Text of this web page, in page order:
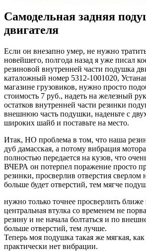
Самодельная задняя
двигателя
Если он внезапно умер, не нужно
новейшего, полгода назад я уже писал
резиновой внутренней части подушка
каталожный номер 5312-1001020,
магазине грузовиков, нужно просто
стоимость 7 руб., надеть на железный
остатков внутренней части резинки
внешнюю часть подушки, наденьте с
широких шайб и поставьте на место.
Итак, НО проблема в том, что наша
дуб дамасская, а потому вибрация
полностью передается на кузов, что
ВЧЕРА он потерпел поражение просто
резинки, просверлив отверстия
больше будет отверстий, тем мягче
нужно только точнее просверлить ближе
центральная втулка со временем не
резину и не начала болтаться и по
больше отверстий, тем лучше.
Теперь моя подушка такая же мягкая,
практически нет вибрации.